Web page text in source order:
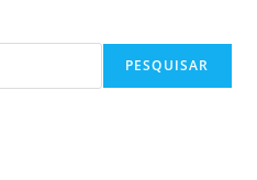
PESQUISAR